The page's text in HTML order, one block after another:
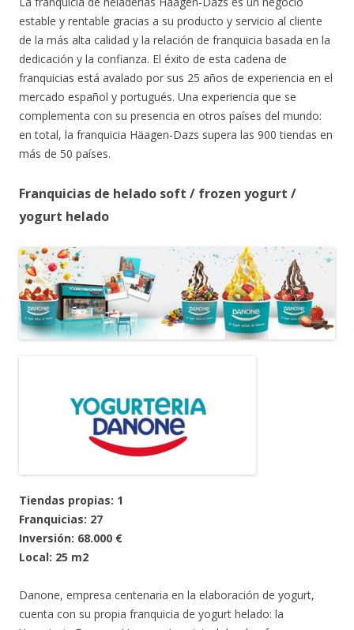
estable y rentable gracias a su producto y servicio al cliente
de la más alta calidad y la relación de franquicia basada en la
dedicación y la confianza. El éxito de esta cadena de
franquicias está avalado por sus 25 años de experiencia en el
mercado español y portugués. Una experiencia que se
complementa con su presencia en otros países del mundo:
en total, la franquicia Häagen-Dazs supera las 900 tiendas en
más de 50 países.
Franquicias de helado soft / frozen yogurt /
yogurt helado
Tiendas propias: 1
Franquicias: 27
Inversión: 68.000 €
Local: 25 m2
Danone, empresa centenaria en la elaboración de yogurt,
cuenta con su propia franquicia de yogurt helado: la